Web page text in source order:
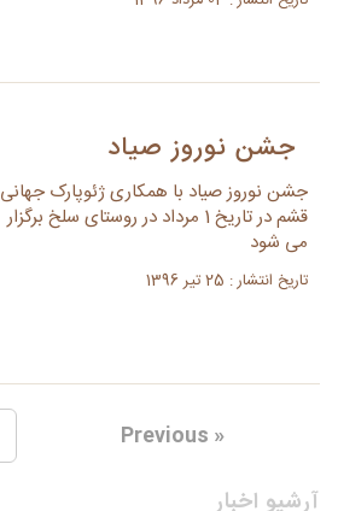
جشن نوروز صیاد
جشن نوروز صیاد با همکاری ژئوپارک جهانی
قشم در تاریخ 1 مرداد در روستای سلخ برگزار
می شود
تاریخ انتشار : 25 تیر 1396
« Previous
آرشیو اخبار